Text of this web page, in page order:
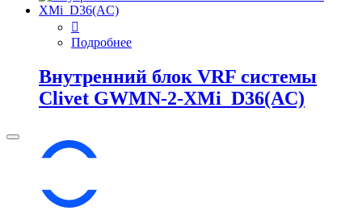
Подробнее
Внутренний блок VRF системы
Clivet GWMN-2-XMi_D36(AC)